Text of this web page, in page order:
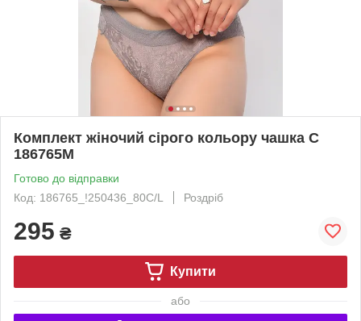
Комплект жіночий сірого кольору чашка С
186765M
Готово до відправки
Код: 186765_!250436_80С/L
Роздріб
295 ₴
Купити
або